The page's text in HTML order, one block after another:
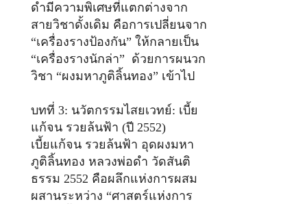
ดำมีความพิเศษที่แตกต่างจาก
สายวิชาดั้งเดิม คือการเปลี่ยนจาก
“เครื่องรางป้องกัน” ให้กลายเป็น
“เครื่องรางนักล่า” ด้วยการผนวก
วิชา “ผงมหาภูติลิ้นทอง” เข้าไป
บทที่ 3: นวัตกรรมไสยเวทย์: เบี้ย
แก้จน รวยล้นฟ้า (ปี 2552)
เบี้ยแก้จน รวยล้นฟ้า อุดผงมหา
ภูติลิ้นทอง หลวงพ่อดำ วัดสันติ
ธรรม 2552 คือผลึกแห่งการผสม
ผสานระหว่าง “ศาสตร์แห่งการ